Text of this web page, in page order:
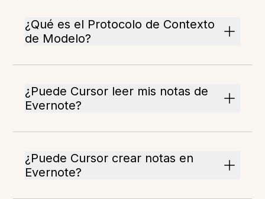
¿Qué es el Protocolo de Contexto
de Modelo?
¿Puede Cursor leer mis notas de
Evernote?
¿Puede Cursor crear notas en
Evernote?